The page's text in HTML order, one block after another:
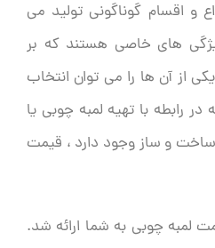
و اقسام گوناگونی تولید می
های خاصی هستند که بر
از آن ها را می توان انتخاب
رابطه با تهیه لمبه چوبی یا
و ساز وجود دارد ، قیمت
لمبه چوبی به شما ارائه شد.